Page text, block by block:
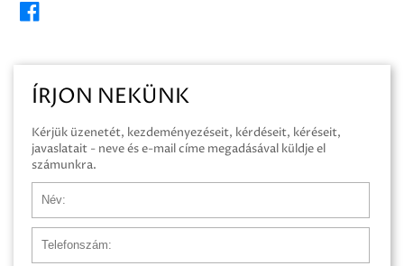
ÍRJON NEKÜNK
Kérjük üzenetét, kezdeményezéseit, kérdéseit, kéréseit,
javaslatait - neve és e-mail címe megadásával küldje el
számunkra.
Név
Telefonszám